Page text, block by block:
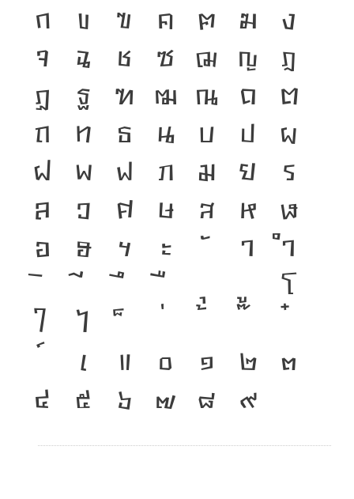
ก ข ฃ ค ฅ ฆ
ง
จ
ฉ ช ซ ฌ ญ
ฎ
ฏ
ฐ ฑ ฒ ณ ด
ต
ถ
ท ธ น บ ป
ผ
ฝ
พ ฟ ภ ม ย
ร
ล
ว ศ ษ ส ห
ฬ
อ
ฮ ฯ ะ า
ำ
โ
ใ
ไ
เ
แ ๐ ๑ ๒
๓
๔
๕ ๖ ๗ ๘ ๙